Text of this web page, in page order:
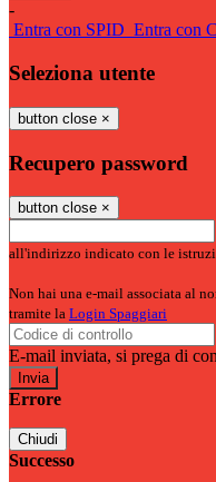
-
Entra con SPID Entra con
Seleziona utente
button close ×
Recupero password
button close ×
all'indirizzo indicato con le
Non hai una e-mail associata al
tramite la Login Spaggiari
E-mail inviata, si prega di
Errore
Chiudi
Successo